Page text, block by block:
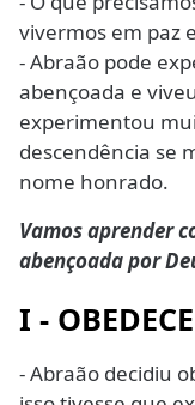
vivermos em paz
- Abraão pode
abençoada e
experimentou
descendência se
nome honrado.
Vamos aprender
abençoada por
I -
- Abraão decidiu